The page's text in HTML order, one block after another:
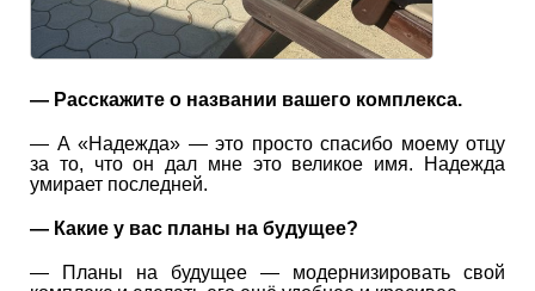
— Расскажите о названии вашего комплекса.
— А «Надежда» — это просто спасибо моему отцу
за то, что он дал мне это великое имя. Надежда
умирает последней.
— Какие у вас планы на будущее?
— Планы на будущее — модернизировать свой